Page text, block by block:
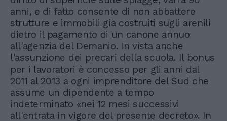
anni, e di fatto consente di non abbattere
strutture e immobili già costruiti sugli arenili
dietro il pagamento di un canone annuo
all'agenzia del Demanio. In vista anche
l'assunzione dei precari della scuola. Il bonus
per i lavoratori è concesso per gli anni dal
2011 al 2013 a ogni imprenditore del Sud che
assume un dipendente a tempo
indeterminato «nei 12 mesi successivi
all'entrata in vigore del presente decreto». In